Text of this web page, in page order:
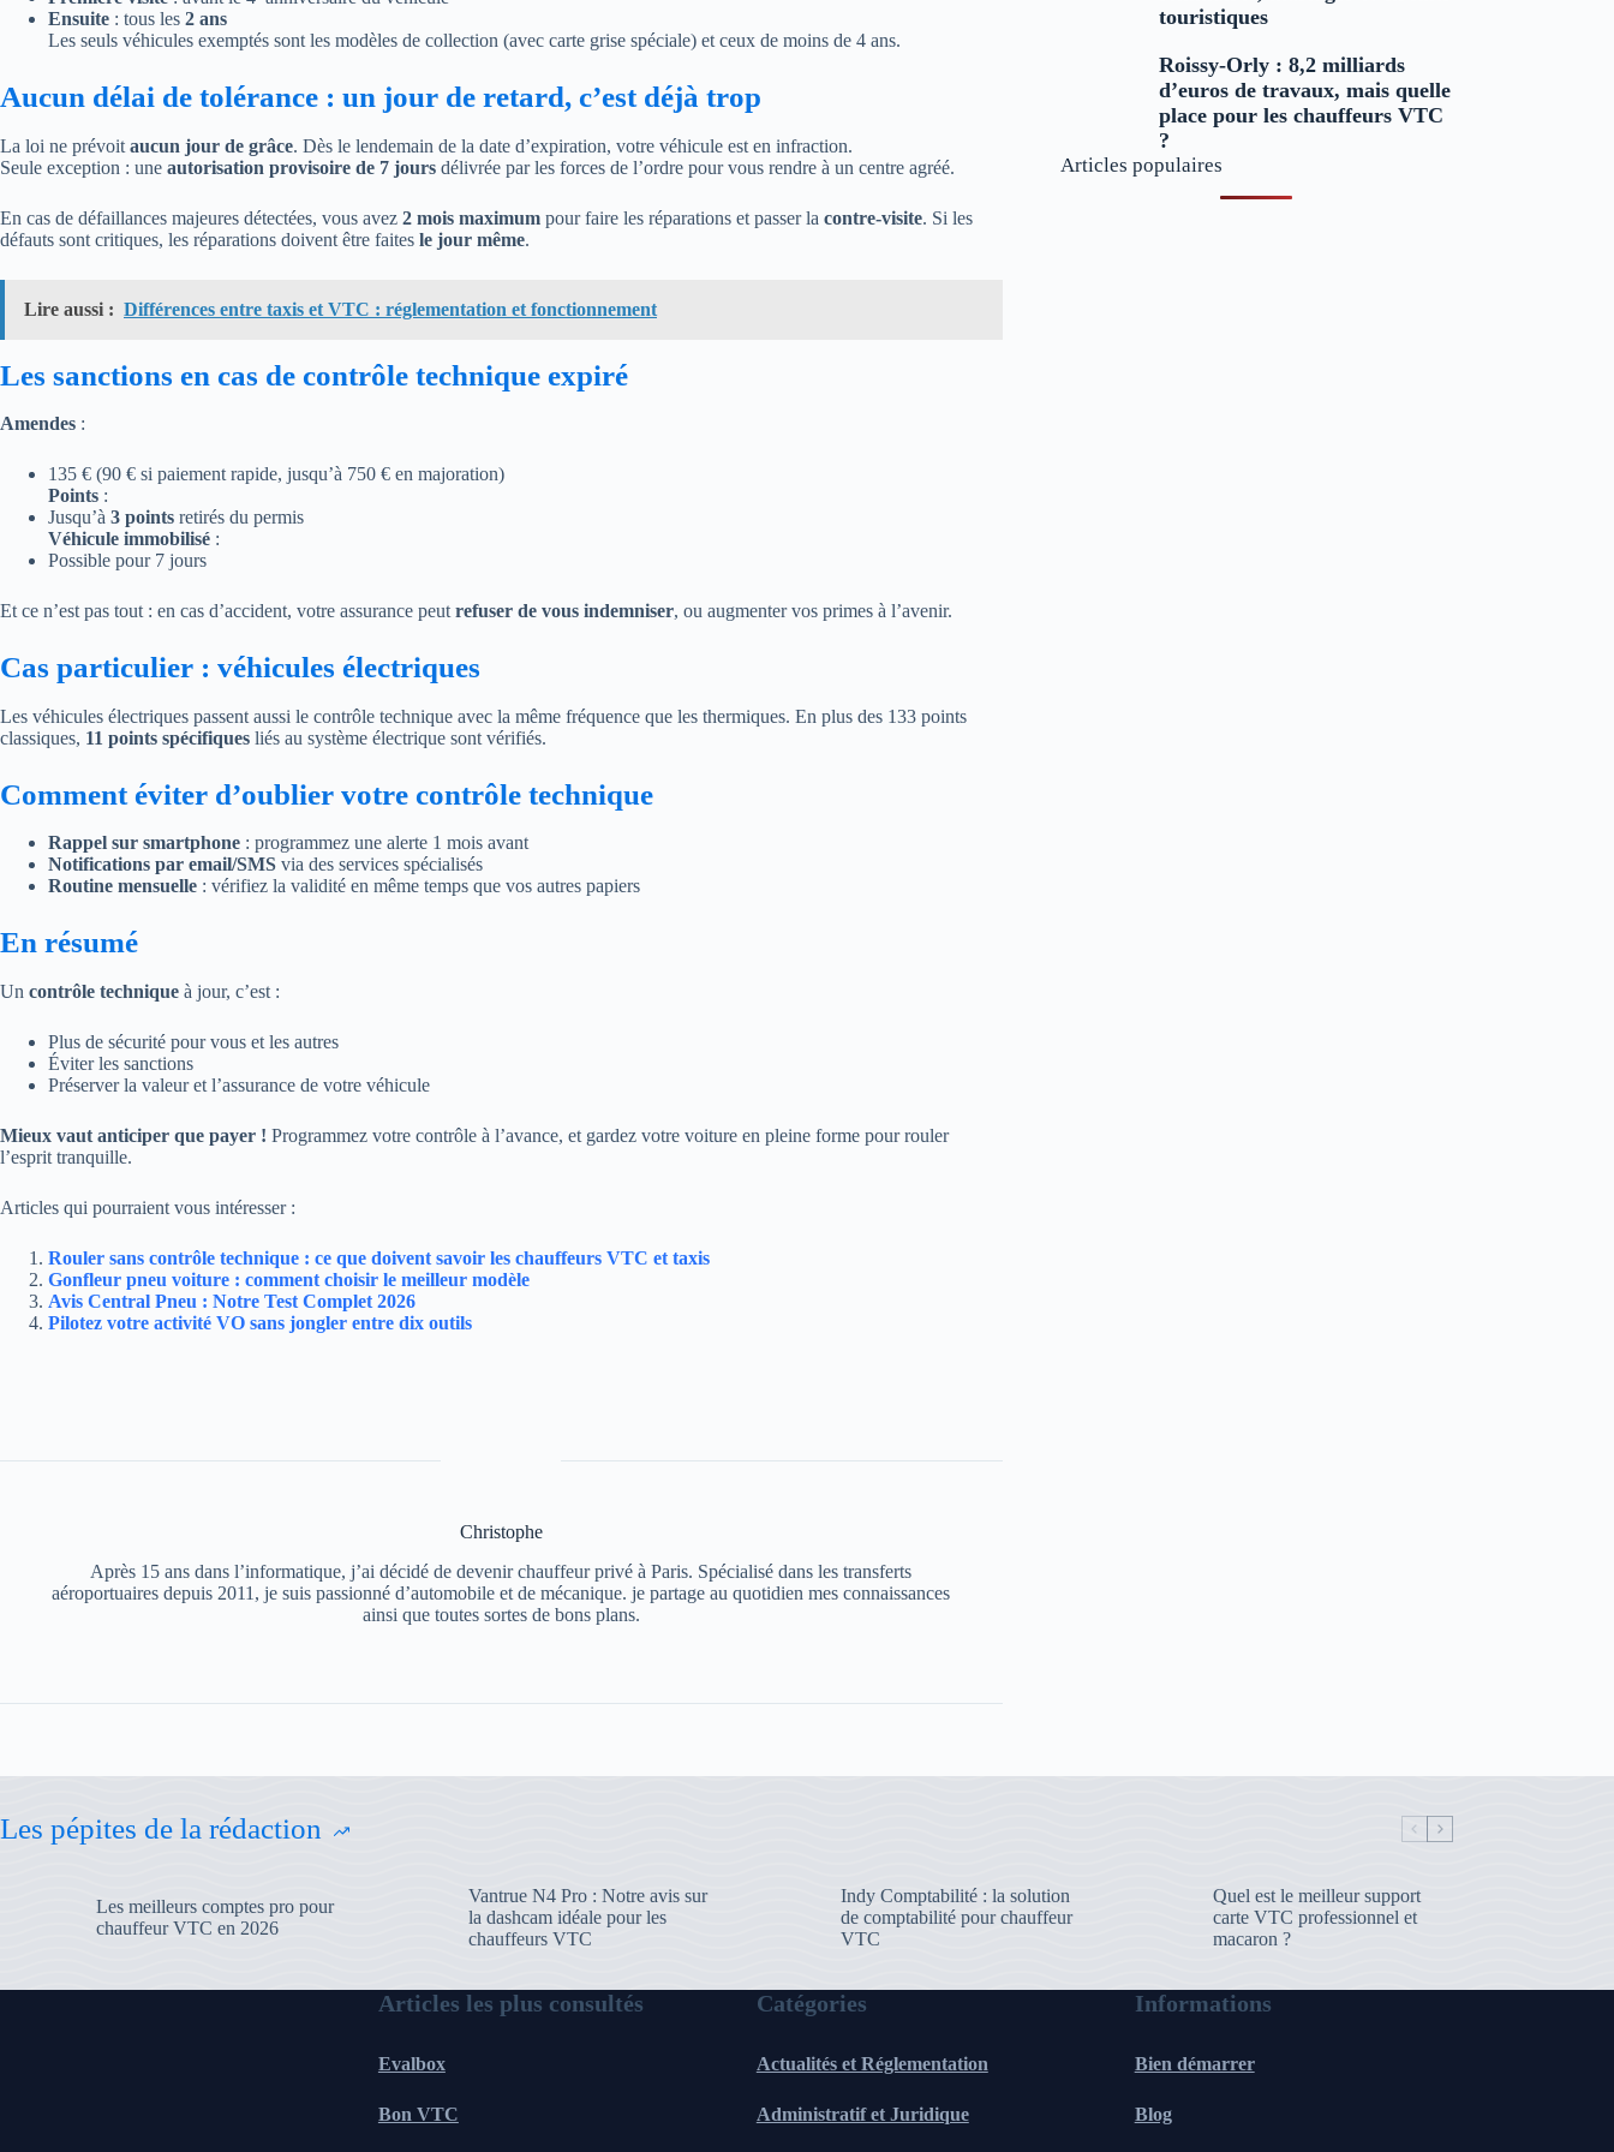
Ensuite : tous les 2 ans
Les seuls véhicules exemptés sont les modèles de collection (avec carte grise spéciale) et ceux de moins de 4 ans.
Aucun délai de tolérance : un jour de retard, c’est déjà trop
La loi ne prévoit aucun jour de grâce. Dès le lendemain de la date d’expiration, votre véhicule est en infraction.
Seule exception : une autorisation provisoire de 7 jours délivrée par les forces de l’ordre pour vous rendre à un centre agréé.
En cas de défaillances majeures détectées, vous avez 2 mois maximum pour faire les réparations et passer la contre-visite. Si les
défauts sont critiques, les réparations doivent être faites le jour même.
Lire aussi : Différences entre taxis et VTC : réglementation et fonctionnement
Les sanctions en cas de contrôle technique expiré
Amendes :
135 € (90 € si paiement rapide, jusqu’à 750 € en majoration)
Points :
Jusqu’à 3 points retirés du permis
Véhicule immobilisé :
Possible pour 7 jours
Et ce n’est pas tout : en cas d’accident, votre assurance peutrefuser de vous indemniser, ou augmenter vos primes à l’avenir.
Cas particulier : véhicules électriques
Les véhicules électriques passent aussi le contrôle technique avec la même fréquence que les thermiques. En plus des 133 points
classiques, 11 points spécifiques liés au système électrique sont vérifiés.
Comment éviter d’oublier votre contrôle technique
Rappel sur smartphone : programmez une alerte 1 mois avant
Notifications par email/SMS via des services spécialisés
Routine mensuelle : vérifiez la validité en même temps que vos autres papiers
En résumé
Un contrôle technique à jour, c’est :
Plus de sécurité pour vous et les autres
Éviter les sanctions
Préserver la valeur et l’assurance de votre véhicule
Mieux vaut anticiper que payer ! Programmez votre contrôle à l’avance, et gardez votre voiture en pleine forme pour rouler
l’esprit tranquille.
Articles qui pourraient vous intéresser :
Rouler sans contrôle technique : ce que doivent savoir les chauffeurs VTC et taxis
Gonfleur pneu voiture : comment choisir le meilleur modèle
Avis Central Pneu : Notre Test Complet 2026
Pilotez votre activité VO sans jongler entre dix outils
Christophe
Après 15 ans dans l’informatique, j’ai décidé de devenir chauffeur privé à Paris. Spécialisé dans les transferts
aéroportuaires depuis 2011, je suis passionné d’automobile et de mécanique. je partage au quotidien mes connaissances
ainsi que toutes sortes de bons plans.
touristiques
Roissy-Orly : 8,2 milliards
d’euros de travaux, mais quelle
place pour les chauffeurs VTC
?
Articles populaires
Les pépites de la rédaction
Les meilleurs comptes pro pour
chauffeur VTC en 2026
Vantrue N4 Pro : Notre avis sur
la dashcam idéale pour les
chauffeurs VTC
Indy Comptabilité : la solution
de comptabilité pour chauffeur
VTC
Quel est le meilleur support
carte VTC professionnel et
macaron ?
Articles les plus consultés
Evalbox
Bon VTC
Catégories
Actualités et Réglementation
Administratif et Juridique
Informations
Bien démarrer
Blog